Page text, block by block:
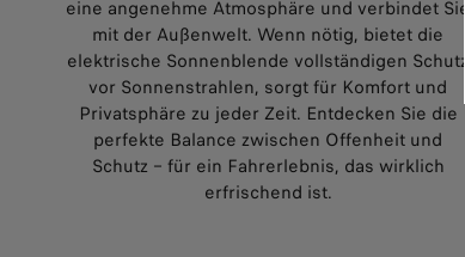
eine angenehme Atmosphäre und verbindet Sie
mit der Außenwelt. Wenn nötig, bietet die
elektrische Sonnenblende vollständigen Schutz
vor Sonnenstrahlen, sorgt für Komfort und
Privatsphäre zu jeder Zeit. Entdecken Sie die
perfekte Balance zwischen Offenheit und
Schutz – für ein Fahrerlebnis, das wirklich
erfrischend ist.